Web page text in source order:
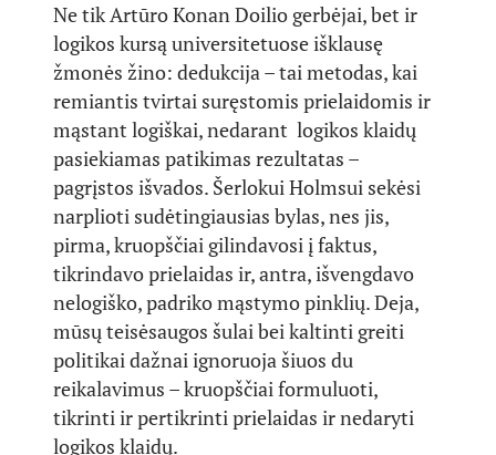
Ne tik Artūro Konan Doilio gerbėjai, bet ir
logikos kursą universitetuose išklausę
žmonės žino: dedukcija – tai metodas, kai
remiantis tvirtai suręstomis prielaidomis ir
mąstant logiškai, nedarant logikos klaidų
pasiekiamas patikimas rezultatas –
pagrįstos išvados. Šerlokui Holmsui sekėsi
narplioti sudėtingiausias bylas, nes jis,
pirma, kruopščiai gilindavosi į faktus,
tikrindavo prielaidas ir, antra, išvengdavo
nelogiško, padriko mąstymo pinklių. Deja,
mūsų teisėsaugos šulai bei kaltinti greiti
politikai dažnai ignoruoja šiuos du
reikalavimus – kruopščiai formuluoti,
tikrinti ir pertikrinti prielaidas ir nedaryti
logikos klaidų.